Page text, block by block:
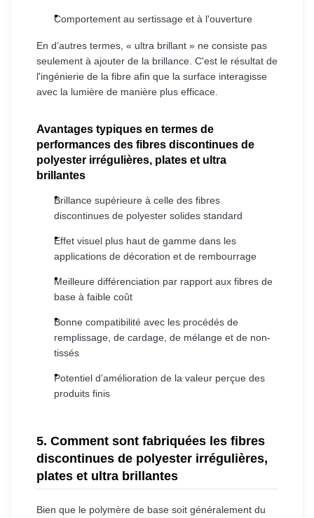
Comportement au sertissage et à l'ouverture
En d’autres termes, « ultra brillant » ne consiste pas
seulement à ajouter de la brillance. C'est le résultat de
l'ingénierie de la fibre afin que la surface interagisse
avec la lumière de manière plus efficace.
Avantages typiques en termes de
performances des fibres discontinues de
polyester irrégulières, plates et ultra
brillantes
Brillance supérieure à celle des fibres
discontinues de polyester solides standard
Effet visuel plus haut de gamme dans les
applications de décoration et de rembourrage
Meilleure différenciation par rapport aux fibres de
base à faible coût
Bonne compatibilité avec les procédés de
remplissage, de cardage, de mélange et de non-
tissés
Potentiel d’amélioration de la valeur perçue des
produits finis
5. Comment sont fabriquées les fibres
discontinues de polyester irrégulières,
plates et ultra brillantes
Bien que le polymère de base soit généralement du